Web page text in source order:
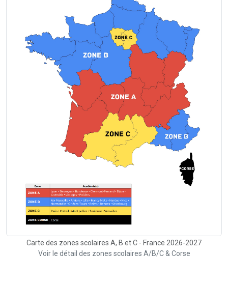
Carte des zones scolaires A, B et C - France 2026-2027
Voir le détail des zones scolaires A/B/C & Corse